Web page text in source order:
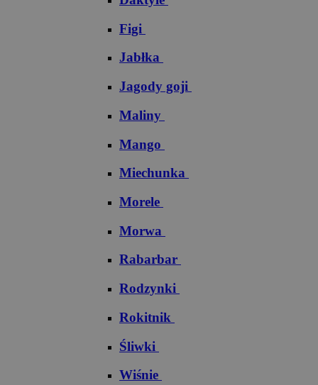
Figi
Jabłka
Jagody goji
Maliny
Mango
Miechunka
Morele
Morwa
Rabarbar
Rodzynki
Rokitnik
Śliwki
Wiśnie